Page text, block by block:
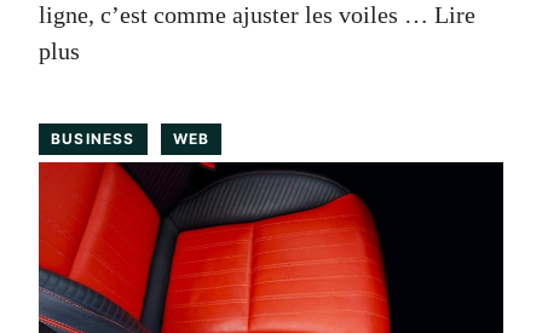
ligne, c’est comme ajuster les voiles … Lire
plus
BUSINESS WEB